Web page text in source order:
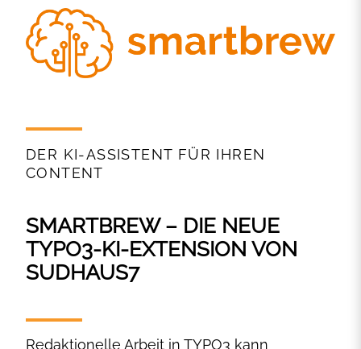
DER KI-ASSISTENT FÜR IHREN
CONTENT
SMARTBREW – DIE NEUE
TYPO3-KI-EXTENSION VON
SUDHAUS7
Redaktionelle Arbeit in TYPO3 kann